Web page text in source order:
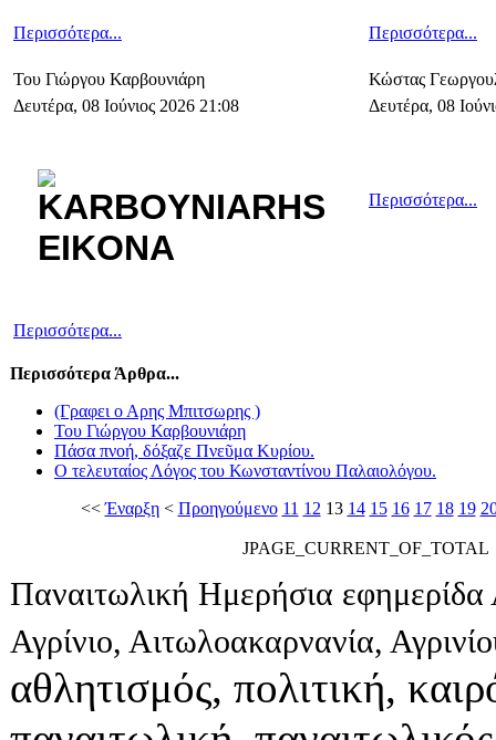
Περισσότερα...
Του Γιώργου Καρβουνιάρη
Δευτέρα, 08 Ιούνιος 2026 21:08
Περισσότερα...
Περισσότερα...
Κώστας
Δευτέρα, 08
Περισσότερα...
Περισσότερα Άρθρα...
(Γραφει ο Αρης Μπιτσωρης )
Του Γιώργου Καρβουνιάρη
Πάσα πνοή, δόξαζε Πνεῦμα Κυρίου.
Ο τελευταίος Λόγος του Κωνσταντίνου Παλαιολόγου.
<<Έναρξη< Προηγούμενο 11 12 13 14 15 16 17 18 19
JPAGE_CURRENT_OF_TOTAL
Παναιτωλική Ημερήσια εφημερίδα
Αγρίνιο, Αιτωλοακαρνανία,
αθλητισμός, πολιτική,